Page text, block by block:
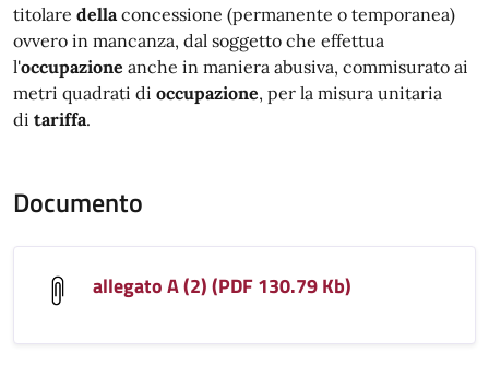
titolare dellaconcessione (permanente o temporanea)
ovvero in mancanza, dal soggetto che effettua
l'occupazione anche in maniera abusiva, commisurato ai
metri quadrati di occupazione, per la misura unitaria
di tariffa.
Documento
allegato A (2) (PDF 130.79 Kb)